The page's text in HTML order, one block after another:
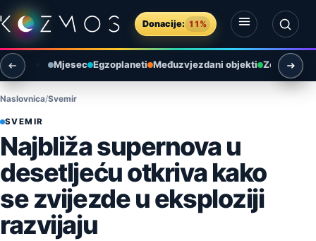
Preskoči na sadržaj
Donacije: 11%
Otvori izbornik
Otvori pretragu
Mjesec Egzoplaneti Međuzvjezdani objekti Zemlja i
Naslovnica Svemir
SVEMIR
Najbliža supernova u
desetljeću otkriva kako
se zvijezde u eksploziji
razvijaju